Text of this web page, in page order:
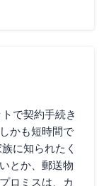
で契約手続き
かも短時間で
に知られたく
とか、郵送物
ロミスは、カ